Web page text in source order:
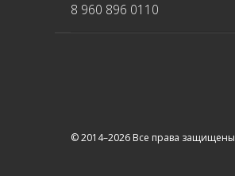
8 960 896 0110
© 2014–2026 Все права защищены